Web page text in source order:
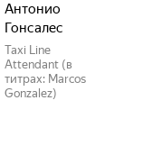
Антонио
Гонсалес
Taxi Line
Attendant (в
титрах: Marcos
Gonzalez)